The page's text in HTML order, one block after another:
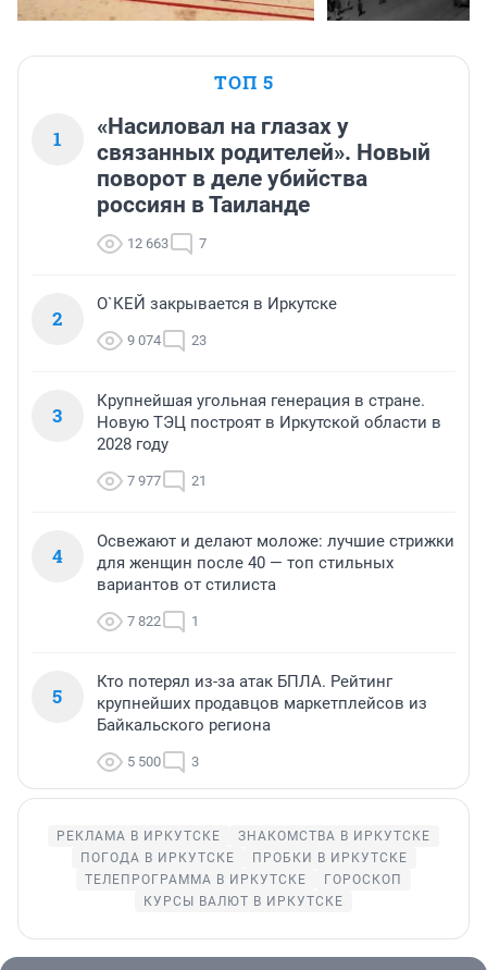
ТОП 5
1
«Насиловал на глазах у
связанных родителей». Новый
поворот в деле убийства
россиян в Таиланде
12 663 7
2
О`КЕЙ закрывается в Иркутске
9 074 23
3
Крупнейшая угольная генерация в стране.
Новую ТЭЦ построят в Иркутской области в
2028 году
7 977 21
4
Освежают и делают моложе: лучшие стрижки
для женщин после 40 — топ стильных
вариантов от стилиста
7 822 1
5
Кто потерял из-за атак БПЛА. Рейтинг
крупнейших продавцов маркетплейсов из
Байкальского региона
5 500 3
РЕКЛАМА В ИРКУТСКЕ
ЗНАКОМСТВА В ИРКУТСКЕ
ПОГОДА В ИРКУТСКЕ
ПРОБКИ В ИРКУТСКЕ
ТЕЛЕПРОГРАММА В ИРКУТСКЕ
ГОРОСКОП
КУРСЫ ВАЛЮТ В ИРКУТСКЕ